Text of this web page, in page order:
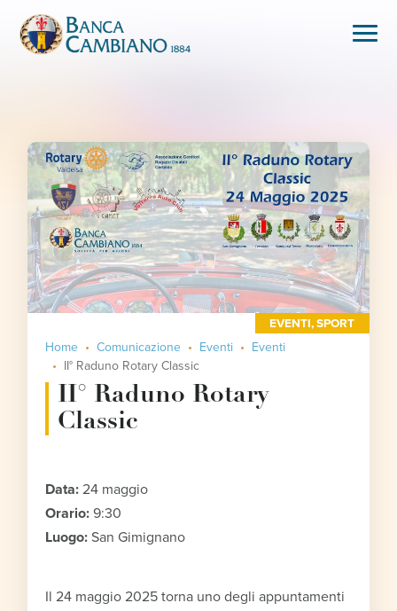
Home Comunicazione Eventi
Eventi
II° Raduno Rotary Classic
II° Raduno Rotary
Classic
EVENTI,SPORT
Data: 24 maggio
Orario: 9:30
Luogo: San Gimignano
Il 24 maggio 2025 torna uno degli appuntamenti